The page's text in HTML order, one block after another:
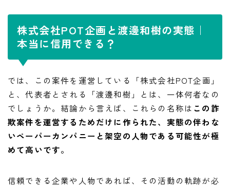
株式会社POT企画と渡邊和樹の実態｜
本当に信用できる？
では、この案件を運営している「株式会社POT企画」
と、代表者とされる「渡邊和樹」とは、一体何者なの
でしょうか。結論から言えば、これらの名称は この詐
欺案件を運営するためだけに作られた、実態の伴わな
いペーパーカンパニーと架空の人物である可能性が極
めて高いです。
信頼できる企業や人物であれば、その活動の軌跡が必